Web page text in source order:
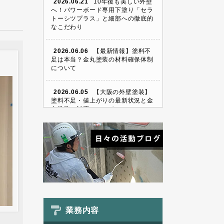
2026.06.21
10年後も美しい外壁
へ！パワーボード専用下塗り「セラ
トーシツプラス」と細部への徹底的
なこだわり
2026.06.06
【最新情報】塗料不
足は本当？金丸塗装の材料確保体制
について
2026.06.05
【大阪の外壁塗装】
塗料不足・値上がりの最新状況と金
丸塗装の対応について
業務内容